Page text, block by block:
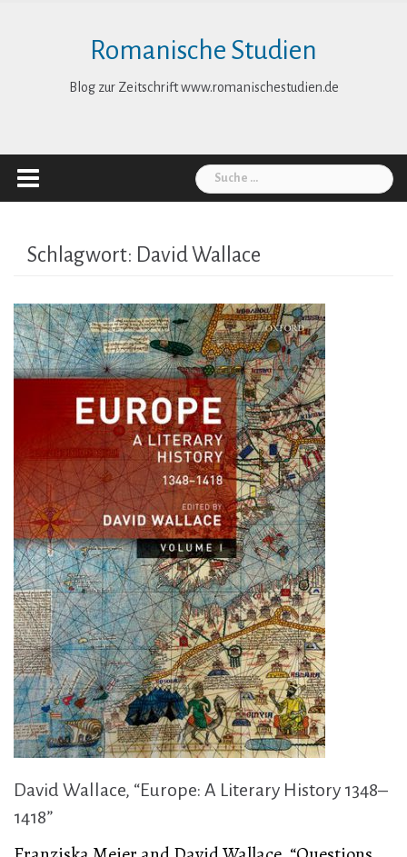
Romanische Studien
Blog zur Zeitschrift www.romanischestudien.de
Suche
nach:
Schlagwort: David Wallace
David Wallace, “Europe: A Literary History 1348–
1418”